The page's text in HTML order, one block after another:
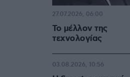
Το μέλλον της
τεχνολογίας
27.07.2026, 06:00
03.08.2026, 10:56